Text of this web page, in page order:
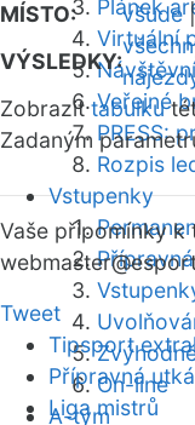
Plánek
Virtuální
Veřejné
PRESS:
Rozpis
Vstupenky
On-line
A-tým
MÍSTO:
všude
VÝSLEDKY:
Zobrazittabulku
Zadaným
Vaše připomínky k
webmaster
Tweet
Tipsport
Přípravná
Liga mistrů